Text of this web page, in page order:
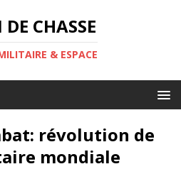
CHASSE
& ESPACE
révolution de
mondiale